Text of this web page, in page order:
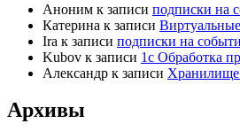
Аноним к записи подписки на
Катерина к записи
Ira к записи подписки на
Kubov к записи 1с Обработка
Александр к записи Хранилище
Архивы